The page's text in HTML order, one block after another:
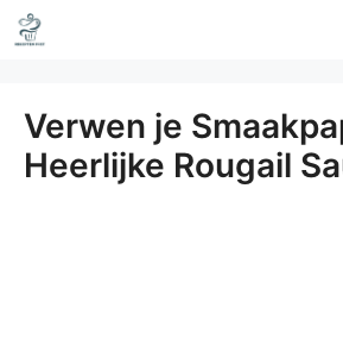
Ga
naar
inhoud
Verwen je
Heerlijke Rougail